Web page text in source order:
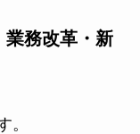
務改革・新
。